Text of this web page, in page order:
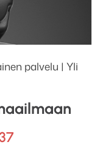
palvelu | Yli